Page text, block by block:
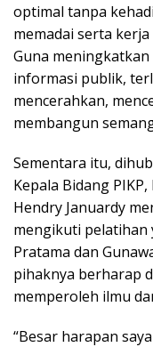
optimal tanpa
memadai serta
Guna
informasi publik,
mencerahkan,
membangun
Sementara itu,
Kepala Bidang
Hendry Januardy
mengikuti pelatihan
Pratama dan
pihaknya berharap
memperoleh ilmu
“Besar harapan